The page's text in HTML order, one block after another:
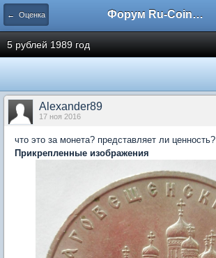
← Оценка Форум Ru-Coin.ru
5 рублей 1989 год
Alexander89
17 ноя 2016
что это за монета? представляет ли ценность?
Прикрепленные изображения